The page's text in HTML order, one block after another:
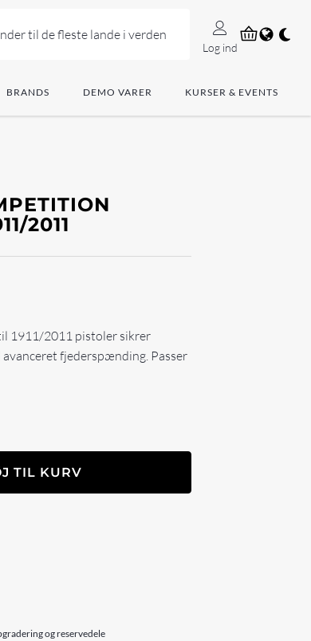
til de fleste lande i verden
Log ind
BRANDS DEMO VARER KURSER & EVENTS
2011
1911/2011 pistoler sikrer
fjederspænding. Passer
TIL KURV
og reservedele